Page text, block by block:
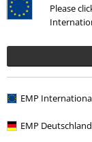
Please
EMP
EMP Deutschland